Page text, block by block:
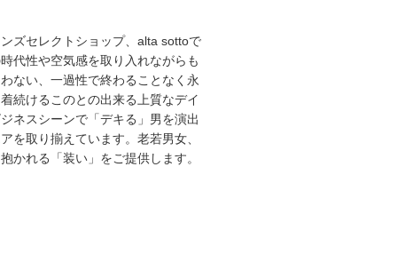
ズセレクトショップ、alta sottoで
代性や空気感を取り入れながらも
ない、一過性で終わることなく永
続けるこのとの出来る上質なデイ
ネスシーンで「デキる」男を演出
を取り揃えています。老若男女、
かれる「装い」をご提供します。